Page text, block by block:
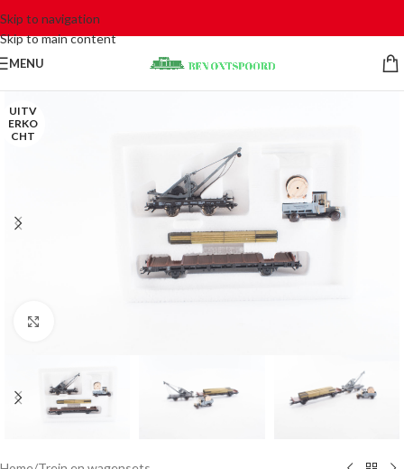
Skip to navigation
Skip to main content
MENU
UITV
ERKO
CHT